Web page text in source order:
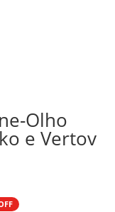
Olho
e Vertov